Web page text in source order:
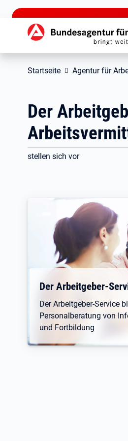
zu den Hauptinhalten springen
Hauptnavigation
Startseite Agentur für
Der
stellen sich vor
Der Arbeitgeber-
Der Arbeitgeber-Service
Personalberatung von
und Fortbildung